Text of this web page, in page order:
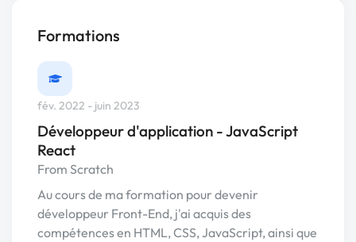
Formations
fév. 2022 - juin 2023
Développeur d'application - JavaScript
React
From Scratch
Au cours de ma formation pour devenir
développeur Front-End, j'ai acquis des
compétences en HTML, CSS, JavaScript, ainsi que